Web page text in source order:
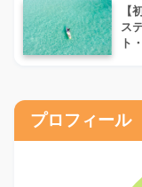
【
ス
ト
プロフィール